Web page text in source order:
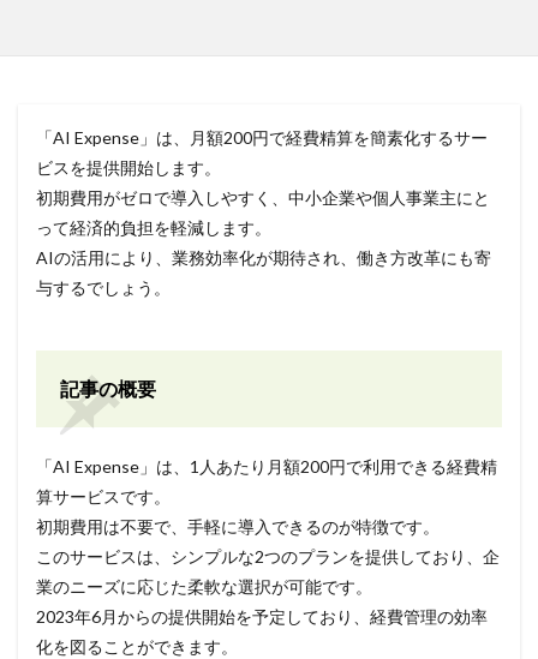
「AI Expense」は、月額200円で経費精算を簡素化するサー
ビスを提供開始します。
初期費用がゼロで導入しやすく、中小企業や個人事業主にと
って経済的負担を軽減します。
AIの活用により、業務効率化が期待され、働き方改革にも寄
与するでしょう。
記事の概要
「AI Expense」は、1人あたり月額200円で利用できる経費精
算サービスです。
初期費用は不要で、手軽に導入できるのが特徴です。
このサービスは、シンプルな2つのプランを提供しており、企
業のニーズに応じた柔軟な選択が可能です。
2023年6月からの提供開始を予定しており、経費管理の効率
化を図ることができます。